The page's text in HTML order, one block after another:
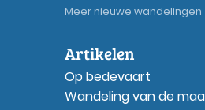
Meer nieuwe wandelingen
Artikelen
Op bedevaart
Wandeling van de